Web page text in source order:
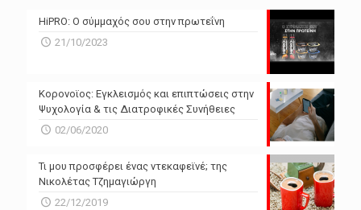
N/A
Powered by Forecast.io
HiPRO: Ο σύμμαχός σου στην πρωτεΐνη
21/10/2023
Κορονοϊος: Εγκλεισμός και επιπτώσεις στην
Ψυχολογία & τις Διατροφικές Συνήθειες
02/06/2020
Τι μου προσφέρει ένας ντεκαφεϊνέ; της
Νικολέτας Τζημαγιώργη
22/12/2019